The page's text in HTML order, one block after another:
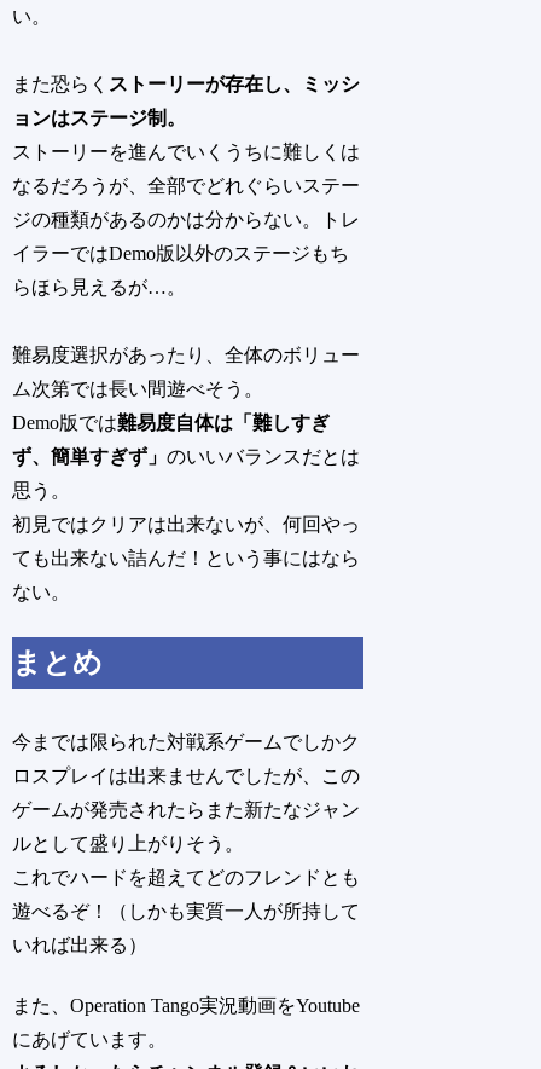
い。
また恐らく ストーリーが存在し、ミッシ
ョンはステージ制。
ストーリーを進んでいくうちに難しくは
なるだろうが、全部でどれぐらいステー
ジの種類があるのかは分からない。トレ
イラーではDemo版以外のステージもち
らほら見えるが…。
難易度選択があったり、全体のボリュー
ム次第では長い間遊べそう。
Demo版では難易度自体は「難しすぎ
ず、簡単すぎず」のいいバランスだとは
思う。
初見ではクリアは出来ないが、何回やっ
ても出来ない詰んだ！という事にはなら
ない。
まとめ
今までは限られた対戦系ゲームでしかク
ロスプレイは出来ませんでしたが、この
ゲームが発売されたらまた新たなジャン
ルとして盛り上がりそう。
これでハードを超えてどのフレンドとも
遊べるぞ！
（しかも実質一人が所持して
いれば出来る）
また、Operation Tango実況動画をYoutube
にあげています。